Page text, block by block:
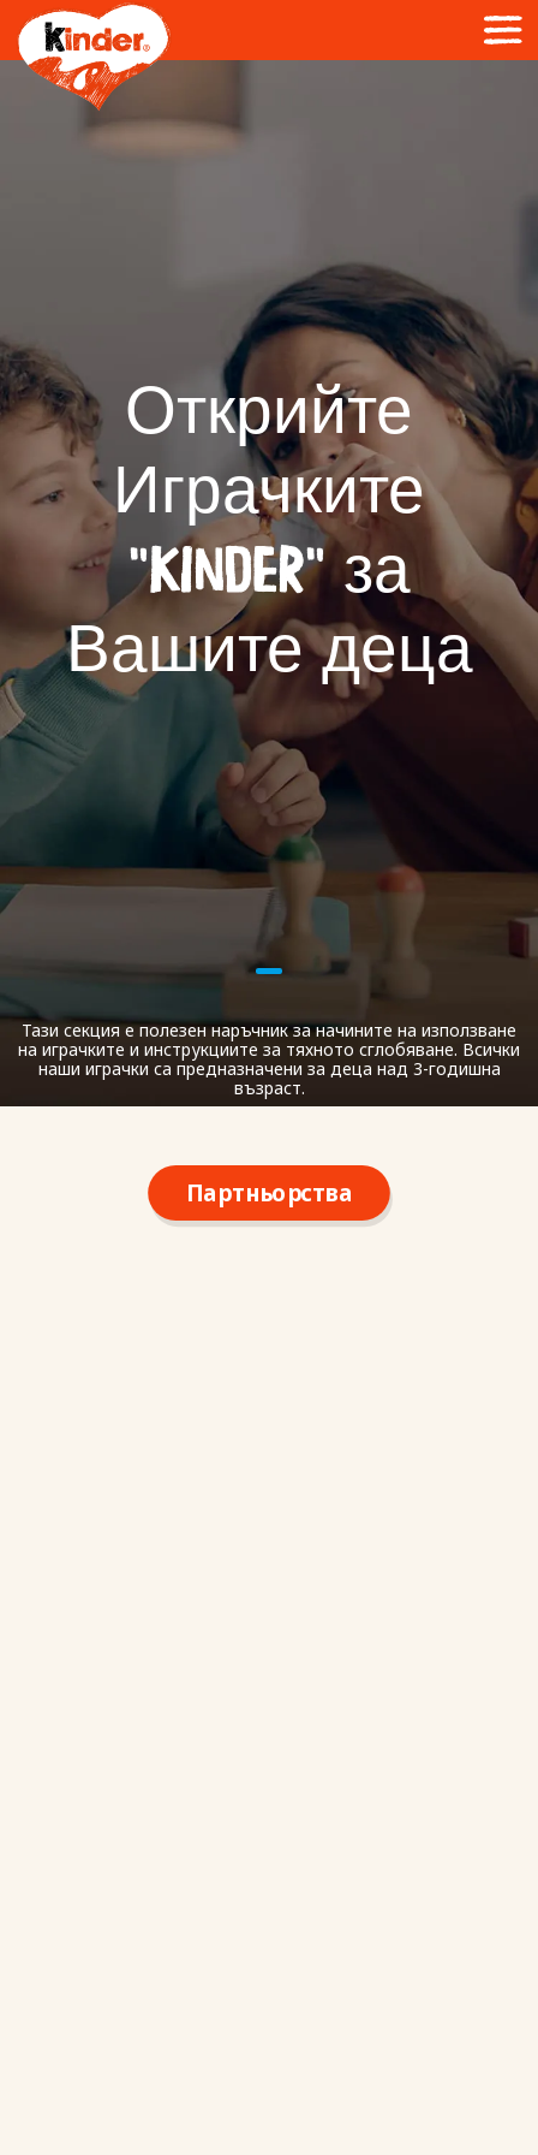
Открийте
Играчките
"Kinder" за
Вашите деца
Тази секция е полезен наръчник за начините на използване
на играчките и инструкциите за тяхното сглобяване. Всички
наши играчки са предназначени за деца над 3-годишна
възраст.
Партньорства